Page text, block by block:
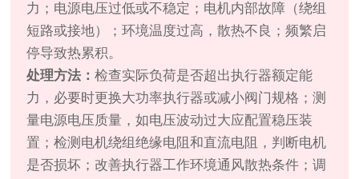
力；电源电压过低或不稳定；电机内部故障（绕组
短路或接地）；环境温度过高，散热不良；频繁启
停导致热累积。
处理方法：检查实际负荷是否超出执行器额定能
力，必要时更换大功率执行器或减小阀门规格；测
量电源电压质量，如电压波动过大应配置稳压装
置；检测电机绕组绝缘电阻和直流电阻，判断电机
是否损坏；改善执行器工作环境通风散热条件；调